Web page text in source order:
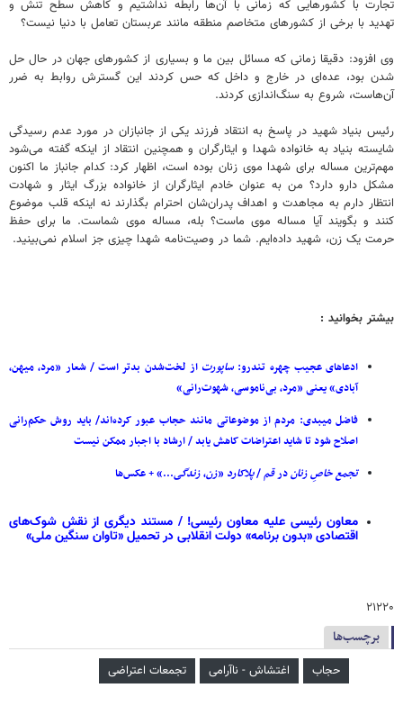
تجارت با کشورهایی که زمانی با آن‌ها رابطه نداشتیم و کاهش سطح تنش و
تهدید با برخی از کشورهای متخاصم منطقه مانند عربستان تعامل با دنیا نیست؟
وی افزود: دقیقا زمانی که مسائل بین ما و بسیاری از کشورهای جهان در حال حل
شدن بود، عده‌ای در خارج و داخل که حس کردند این گسترش روابط به ضرر
آن‌هاست، شروع به سنگ‌اندازی کردند.
رئیس بنیاد شهید در پاسخ به انتقاد فرزند یکی از جانبازان در مورد عدم رسیدگی
شایسته بنیاد به خانواده شهدا و ایثارگران و همچنین انتقاد از اینکه گفته می‌شود
مهم‌ترین مساله برای شهدا موی زنان بوده است، اظهار کرد: کدام جانباز ما اکنون
مشکل دارو دارد؟ من به عنوان خادم ایثارگران از خانواده بزرگ ایثار و شهادت
انتظار دارم به مجاهدت و اهداف پدران‌شان احترام بگذارند نه اینکه قلب موضوع
کنند و بگویند آیا مساله موی ماست؟ بله، مساله موی شماست. ما برای حفظ
حرمت یک زن، شهید داده‌ایم. شما در وصیت‌نامه شهدا چیزی جز اسلام نمی‌بینید.
بیشتر بخوانید :
ادعاهای عجیب چهره تندرو: ساپورت از لخت‌شدن بدتر است / شعار «مرد، میهن،
آبادی» یعنی «مرد، بی‌ناموسی، شهوت‌رانی»
فاضل میبدی: مردم از موضوعاتی مانند حجاب عبور کرده‌اند/ باید روش حکم‌رانی
اصلاح شود تا شاید اعتراضات کاهش یابد / ارشاد با اجبار ممکن نیست
تجمعخاصِزناندرقم/پلاکارد «زن،زندگی...» + عکس‌ها
معاون رئیسی علیه معاون رئیسی! / مستند دیگری از نقش شوک‌های
اقتصادی «بدون برنامه» دولت انقلابی در تحمیل «تاوان سنگین ملی»
۲۱۲۲۰
برچسب‌ها
حجاب اغتشاش - ناآرامی تجمعات اعتراضی